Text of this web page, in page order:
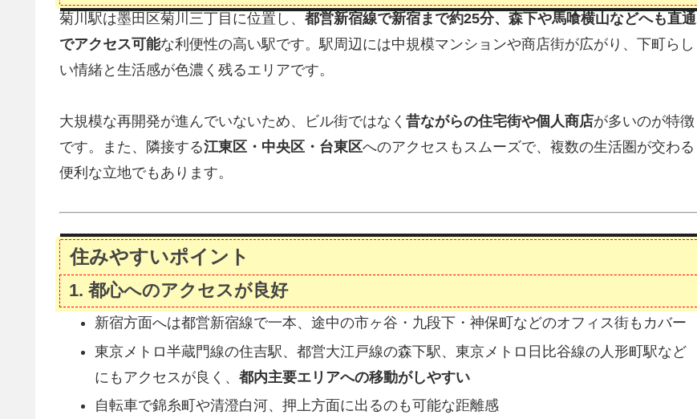
菊川駅は墨田区菊川三丁目に位置し、 都営新宿線で新宿まで約25分、森下や馬喰横山などへも直通
でアクセス可能な利便性の高い駅です。駅周辺には中規模マンションや商店街が広がり、下町らし
い情緒と生活感が色濃く残るエリアです。
大規模な再開発が進んでいないため、ビル街ではなく 昔ながらの住宅街や個人商店が多いのが特徴
です。また、隣接する江東区・中央区・台東区へのアクセスもスムーズで、複数の生活圏が交わる
便利な立地でもあります。
住みやすいポイント
1. 都心へのアクセスが良好
新宿方面へは都営新宿線で一本、途中の市ヶ谷・九段下・神保町などのオフィス街もカバー
東京メトロ半蔵門線の住吉駅、都営大江戸線の森下駅、東京メトロ日比谷線の人形町駅など
にもアクセスが良く、 都内主要エリアへの移動がしやすい
自転車で錦糸町や清澄白河、押上方面に出るのも可能な距離感